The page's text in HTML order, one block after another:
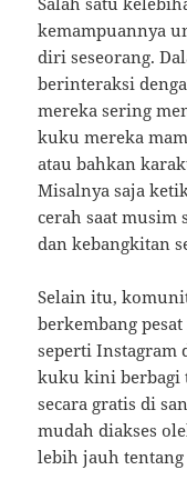
kemampuannya
diri seseorang.
berinteraksi
mereka sering
kuku mereka
atau bahkan
Misalnya saja
cerah saat musim
dan kebangkitan
Selain itu,
berkembang
seperti Instagram
kuku kini berbagi
secara gratis di
mudah diakses
lebih jauh